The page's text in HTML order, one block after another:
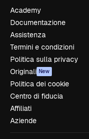
Academy
Documentazione
Assistenza
Termini e condizioni
Politica sulla privacy
Originali New
Politica dei cookie
Centro di fiducia
Affiliati
Aziende